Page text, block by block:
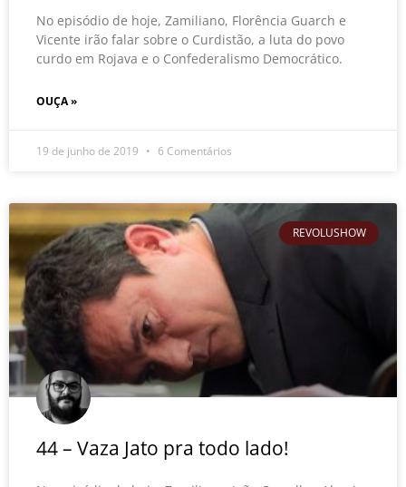
No episódio de hoje, Zamiliano, Florência Guarch e
Vicente irão falar sobre o Curdistão, a luta do povo
curdo em Rojava e o Confederalismo Democrático.
OUÇA »
19 de junho de 2019 6 Comentários
REVOLUSHOW
44 – Vaza Jato pra todo lado!